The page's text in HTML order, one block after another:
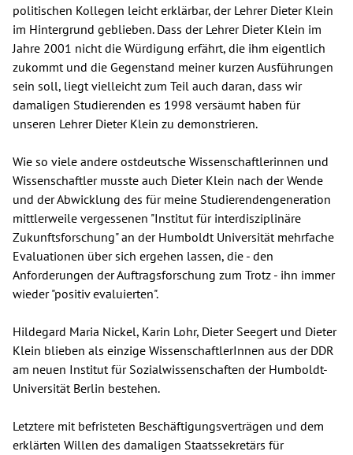
politischen Kollegen leicht erklärbar, der Lehrer Dieter Klein
im Hintergrund geblieben. Dass der Lehrer Dieter Klein im
Jahre 2001 nicht die Würdigung erfährt, die ihm eigentlich
zukommt und die Gegenstand meiner kurzen Ausführungen
sein soll, liegt vielleicht zum Teil auch daran, dass wir
damaligen Studierenden es 1998 versäumt haben für
unseren Lehrer Dieter Klein zu demonstrieren.
Wie so viele andere ostdeutsche Wissenschaftlerinnen und
Wissenschaftler musste auch Dieter Klein nach der Wende
und der Abwicklung des für meine Studierendengeneration
mittlerweile vergessenen "Institut für interdisziplinäre
Zukunftsforschung" an der Humboldt Universität mehrfache
Evaluationen über sich ergehen lassen, die - den
Anforderungen der Auftragsforschung zum Trotz - ihn immer
wieder "positiv evaluierten".
Hildegard Maria Nickel, Karin Lohr, Dieter Seegert und Dieter
Klein blieben als einzige WissenschaftlerInnen aus der DDR
am neuen Institut für Sozialwissenschaften der Humboldt-
Universität Berlin bestehen.
Letztere mit befristeten Beschäftigungsverträgen und dem
erklärten Willen des damaligen Staatssekretärs für